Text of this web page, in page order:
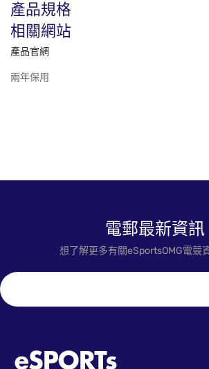
產品規格
相關網站
產品官網
兩年保用
電郵最新資訊
想了解更多有關eSportsOMG電競